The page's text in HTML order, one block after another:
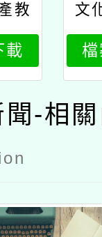
教
推
計
走
課
作
載
文
師
畫
讀
程
-相